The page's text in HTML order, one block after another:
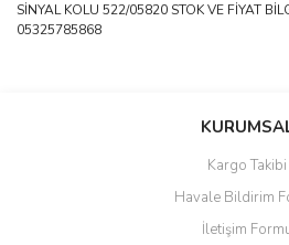
SİNYAL KOLU 522/05820 STOK VE FİYAT
05325785868
Bu ürüne ilk yorumu
Ürün resmi kalitesiz, bozuk veya
Ürün açıklamasında eksik bilgiler
Kargo Takibi
Havale Bildirim
İletişim